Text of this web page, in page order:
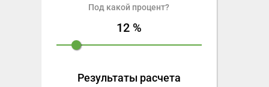
Под какой процент?
12%
Результаты расчета